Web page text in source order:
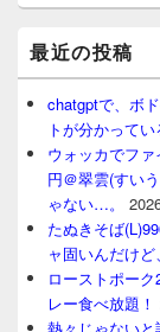
最近の投稿
chatgptで、ボ
トが分かってい
ウォッカでフ
円＠翠雲(すい
ゃない…。
たぬきそば
ャ固いんだけ
ローストポー
レー食べ放題！